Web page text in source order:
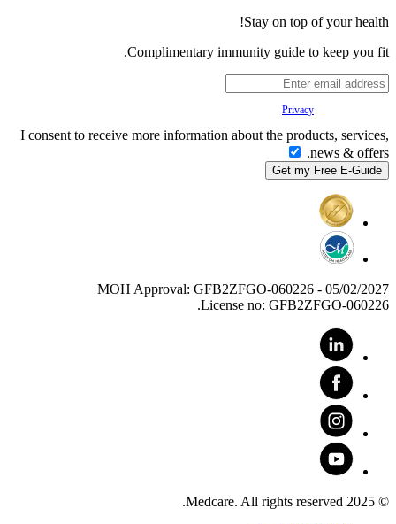
Stay on top of your health!
Complimentary immunity guide to keep you fit.
Privacy
I consent to receive more information about the products, services,
news & offers.
MOH Approval: GFB2ZFGO-060226 - 05/02/2027
License no: GFB2ZFGO-060226.
© 2025 Medcare. All rights reserved.